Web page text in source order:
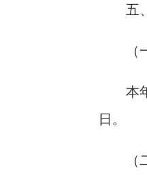
五
本
日。